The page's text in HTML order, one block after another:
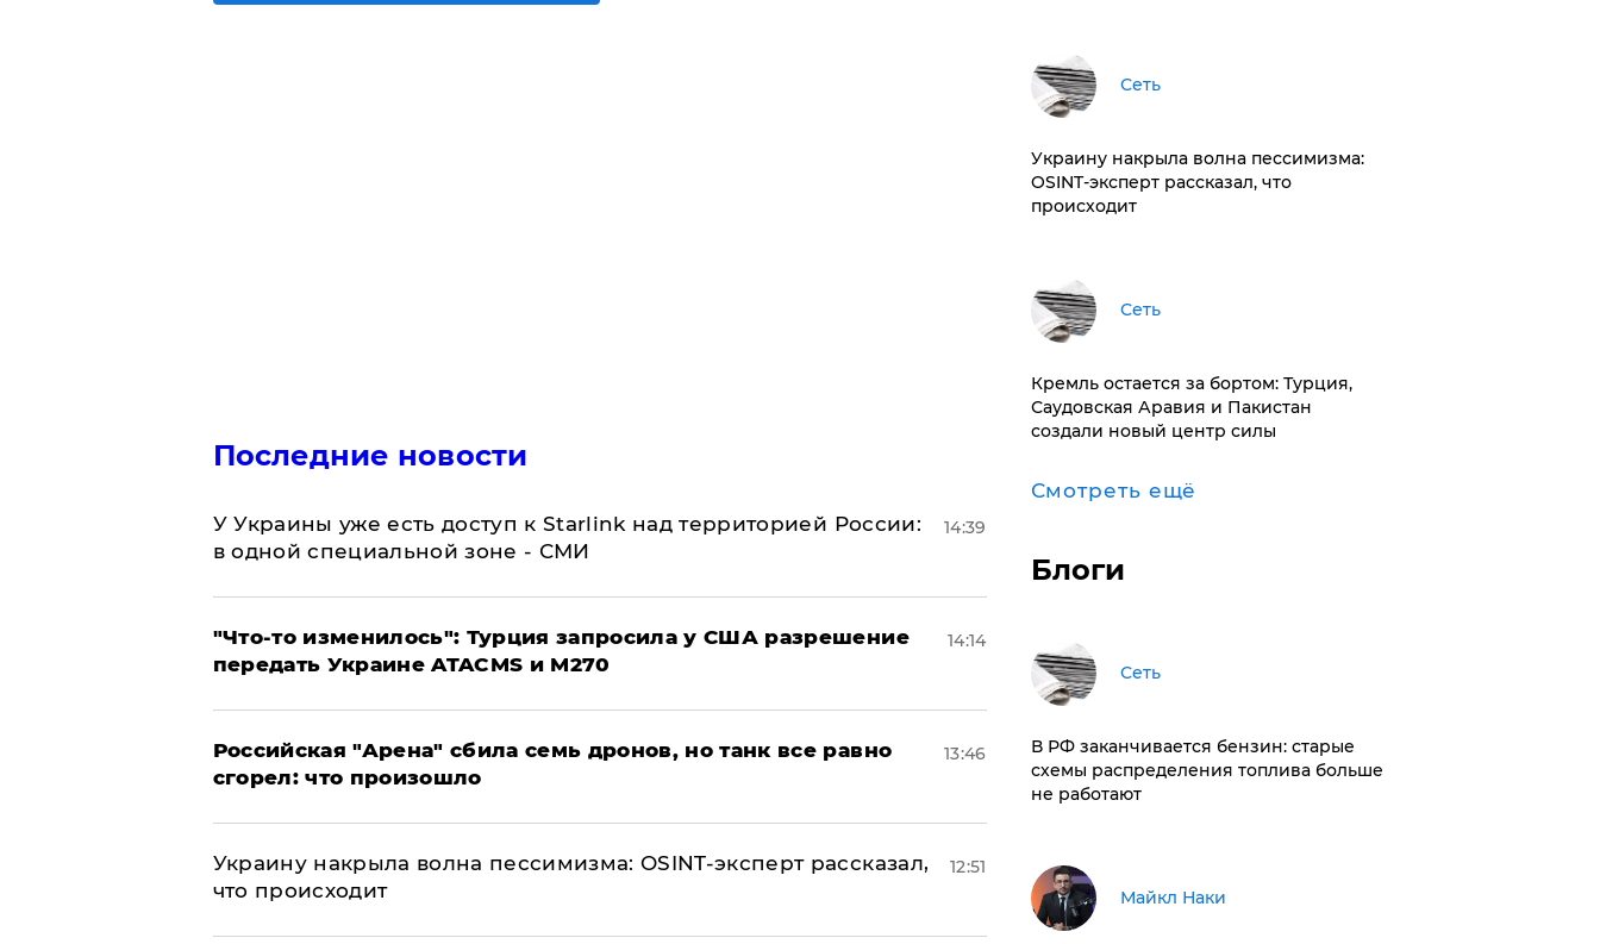
Последние новости
У Украины уже есть доступ к Starlink над территорией России:
в одной специальной зоне - СМИ
14:39
​"Что-то изменилось": Турция запросила у США разрешение
передать Украине ATACMS и M270
14:14
​Российская "Арена" сбила семь дронов, но танк все равно
сгорел: что произошло
13:46
​Украину накрыла волна пессимизма: OSINT-эксперт рассказал,
что происходит
12:51
Сеть
​Украину накрыла волна пессимизма:
OSINT-эксперт рассказал, что
происходит
Сеть
​Кремль остается за бортом: Турция,
Саудовская Аравия и Пакистан
создали новый центр силы
Смотреть ещё
Блоги
Сеть
​В РФ заканчивается бензин: старые
схемы распределения топлива больше
не работают
Майкл Наки